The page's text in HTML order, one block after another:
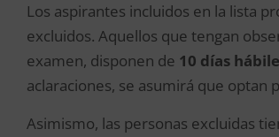
Los aspirantes incluidos en la lista
excluidos. Aquellos que tengan
examen, disponen de 10 días
aclaraciones, se asumirá que optan
Asimismo, las personas excluidas